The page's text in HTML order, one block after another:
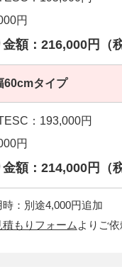
円
額：216,000円（税
60cmタイプ
：193,000円
円
額：214,000円（税
：別途4,000円追加
積もりフォーム よりご